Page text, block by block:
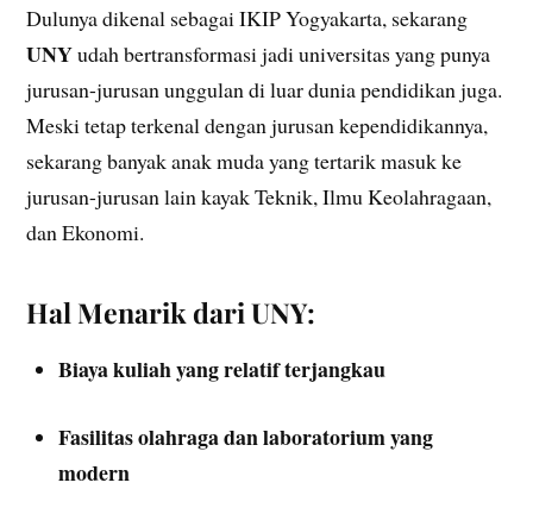
Dulunya dikenal sebagai IKIP Yogyakarta, sekarang
UNYudah bertransformasi jadi universitas yang punya
jurusan-jurusan unggulan di luar dunia pendidikan juga.
Meski tetap terkenal dengan jurusan kependidikannya,
sekarang banyak anak muda yang tertarik masuk ke
jurusan-jurusan lain kayak Teknik, Ilmu Keolahragaan,
dan Ekonomi.
Hal Menarik dari UNY:
Biaya kuliah yang relatif terjangkau
Fasilitas olahraga dan laboratorium yang
modern